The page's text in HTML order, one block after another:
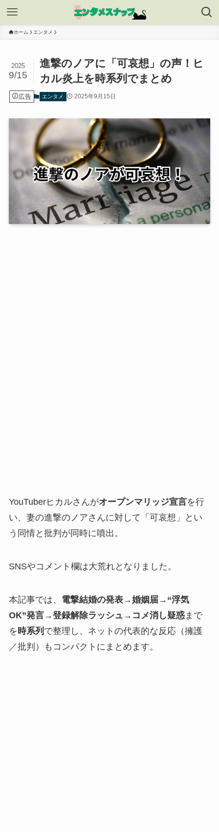
ホーム エンタメ
進撃のノアに「可哀想」の声！ヒ
カル炎上を時系列でまとめ
2025
9/15
広告 エンタメ 2025年9月15日
YouTuberヒカルさんがオープンマリッジ宣言を行
い、妻の進撃のノアさんに対して「可哀想」とい
う同情と批判が同時に噴出。
SNSやコメント欄は大荒れとなりました。
本記事では、 電撃結婚の発表→婚姻届→“浮気
OK”発言→登録解除ラッシュ→コメ消し疑惑まで
を時系列 で整理し、ネットの代表的な反応（擁護
／批判）もコンパクトにまとめます。